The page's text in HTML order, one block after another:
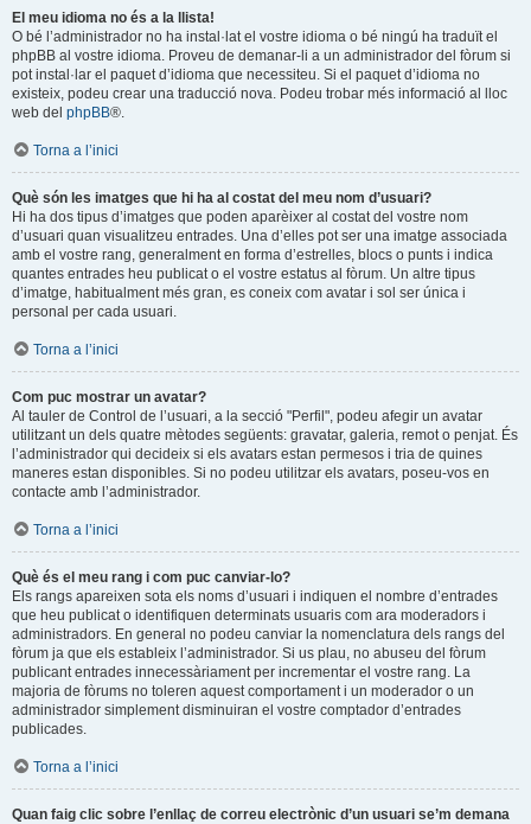
El meu idioma no és a la llista!
O bé l’administrador no ha instal·lat el vostre idioma o bé ningú ha traduït el
phpBB al vostre idioma. Proveu de demanar-li a un administrador del fòrum si
pot instal·lar el paquet d’idioma que necessiteu. Si el paquet d’idioma no
existeix, podeu crear una traducció nova. Podeu trobar més informació al lloc
web del phpBB®.
Torna a l’inici
Què són les imatges que hi ha al costat del meu nom d’usuari?
Hi ha dos tipus d’imatges que poden aparèixer al costat del vostre nom
d’usuari quan visualitzeu entrades. Una d’elles pot ser una imatge associada
amb el vostre rang, generalment en forma d’estrelles, blocs o punts i indica
quantes entrades heu publicat o el vostre estatus al fòrum. Un altre tipus
d’imatge, habitualment més gran, es coneix com avatar i sol ser única i
personal per cada usuari.
Torna a l’inici
Com puc mostrar un avatar?
Al tauler de Control de l’usuari, a la secció "Perfil", podeu afegir un avatar
utilitzant un dels quatre mètodes següents: gravatar, galeria, remot o penjat. És
l’administrador qui decideix si els avatars estan permesos i tria de quines
maneres estan disponibles. Si no podeu utilitzar els avatars, poseu-vos en
contacte amb l’administrador.
Torna a l’inici
Què és el meu rang i com puc canviar-lo?
Els rangs apareixen sota els noms d’usuari i indiquen el nombre d’entrades
que heu publicat o identifiquen determinats usuaris com ara moderadors i
administradors. En general no podeu canviar la nomenclatura dels rangs del
fòrum ja que els estableix l’administrador. Si us plau, no abuseu del fòrum
publicant entrades innecessàriament per incrementar el vostre rang. La
majoria de fòrums no toleren aquest comportament i un moderador o un
administrador simplement disminuiran el vostre comptador d’entrades
publicades.
Torna a l’inici
Quan faig clic sobre l’enllaç de correu electrònic d’un usuari se’m demana